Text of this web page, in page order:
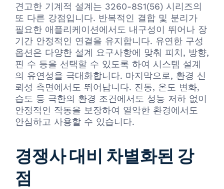
견고한 기계적 설계는 3260-8S1(56) 시리즈의
또 다른 강점입니다. 반복적인 결합 및 분리가
필요한 애플리케이션에서도 내구성이 뛰어나 장
기간 안정적인 연결을 유지합니다. 유연한 구성
옵션은 다양한 설계 요구사항에 맞춰 피치, 방향,
핀 수 등을 선택할 수 있도록 하여 시스템 설계
의 유연성을 극대화합니다. 마지막으로, 환경 신
뢰성 측면에서도 뛰어납니다. 진동, 온도 변화,
습도 등 극한의 환경 조건에서도 성능 저하 없이
안정적인 작동을 보장하여 열악한 환경에서도
안심하고 사용할 수 있습니다.
경쟁사 대비 차별화된 강
점